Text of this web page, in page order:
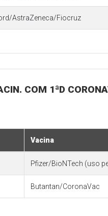
AstraZeneca/Fiocruz
COM 1ªD
Vacina
Pfizer/BioNTech (uso
Butantan/CoronaVac